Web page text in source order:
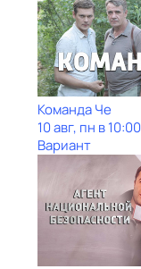
Команда Че
10 авг, пн в 10:00
Вариант